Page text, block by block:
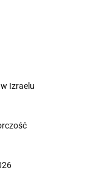
Izraelu